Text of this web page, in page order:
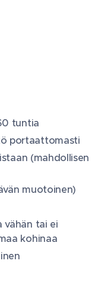
tuntia
portaattomasti
(mahdollisen
muotoinen)
vähän tai ei
kohinaa